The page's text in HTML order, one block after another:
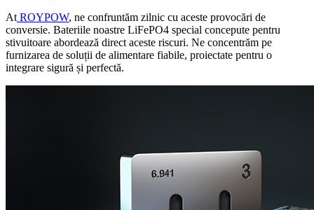
At ROYPOW, ne confruntăm zilnic cu aceste provocări de
conversie. Bateriile noastre LiFePO4 special concepute pentru
stivuitoare abordează direct aceste riscuri. Ne concentrăm pe
furnizarea de soluții de alimentare fiabile, proiectate pentru o
integrare sigură și perfectă.